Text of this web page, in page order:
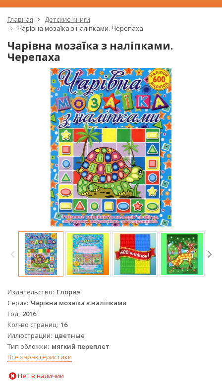
Главная
Детские книги
Чарівна мозаїка з наліпками. Черепаха
Чарівна мозаїка з наліпками.
Черепаха
Издательство Глория
Серия Чарівна мозаїка з наліпками
Год 2016
Кол-во страниц 16
Иллюстрации цветные
Тип обложки мягкий переплет
Все характеристики
Нет в наличии